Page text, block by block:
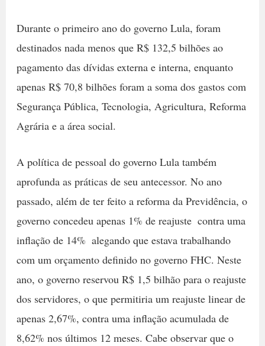
Durante o primeiro ano do governo Lula, foram
destinados nada menos que R$ 132,5 bilhões ao
pagamento das dívidas externa e interna, enquanto
apenas R$ 70,8 bilhões foram a soma dos gastos com
Segurança Pública, Tecnologia, Agricultura, Reforma
Agrária e a área social.
A política de pessoal do governo Lula também
aprofunda as práticas de seu antecessor. No ano
passado, além de ter feito a reforma da Previdência, o
governo concedeu apenas 1% de reajuste  contra uma
inflação de 14%  alegando que estava trabalhando
com um orçamento definido no governo FHC. Neste
ano, o governo reservou R$ 1,5 bilhão para o reajuste
dos servidores, o que permitiria um reajuste linear de
apenas 2,67%, contra uma inflação acumulada de
8,62% nos últimos 12 meses. Cabe observar que o